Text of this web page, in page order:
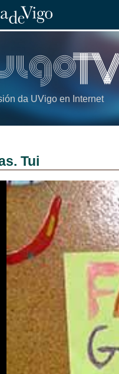
da UVigo en Internet
Tui